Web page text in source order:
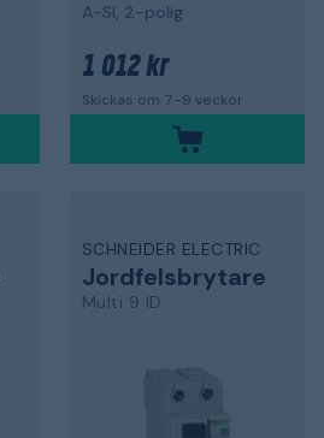
A-SI, 2-polig
1 012 kr
Skickas om 7-9 veckor
SCHNEIDER ELECTRIC
Jordfelsbrytare
Multi 9 ID